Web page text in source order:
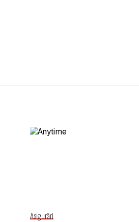
Asigurări